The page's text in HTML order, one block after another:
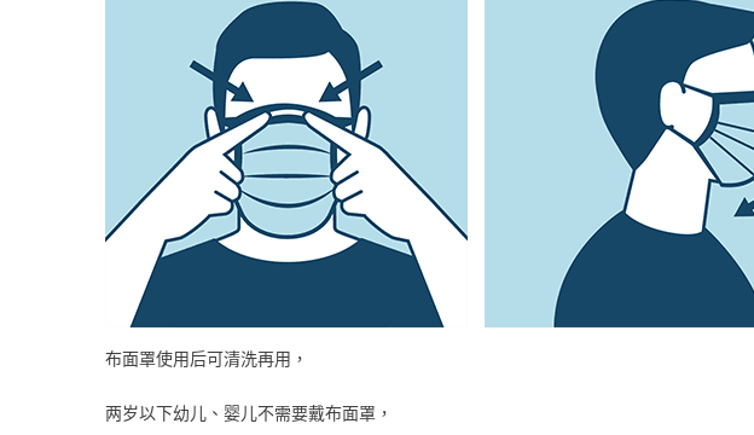
布面罩使用后可清洗再用，
两岁以下幼儿、婴儿不需要戴布面罩，